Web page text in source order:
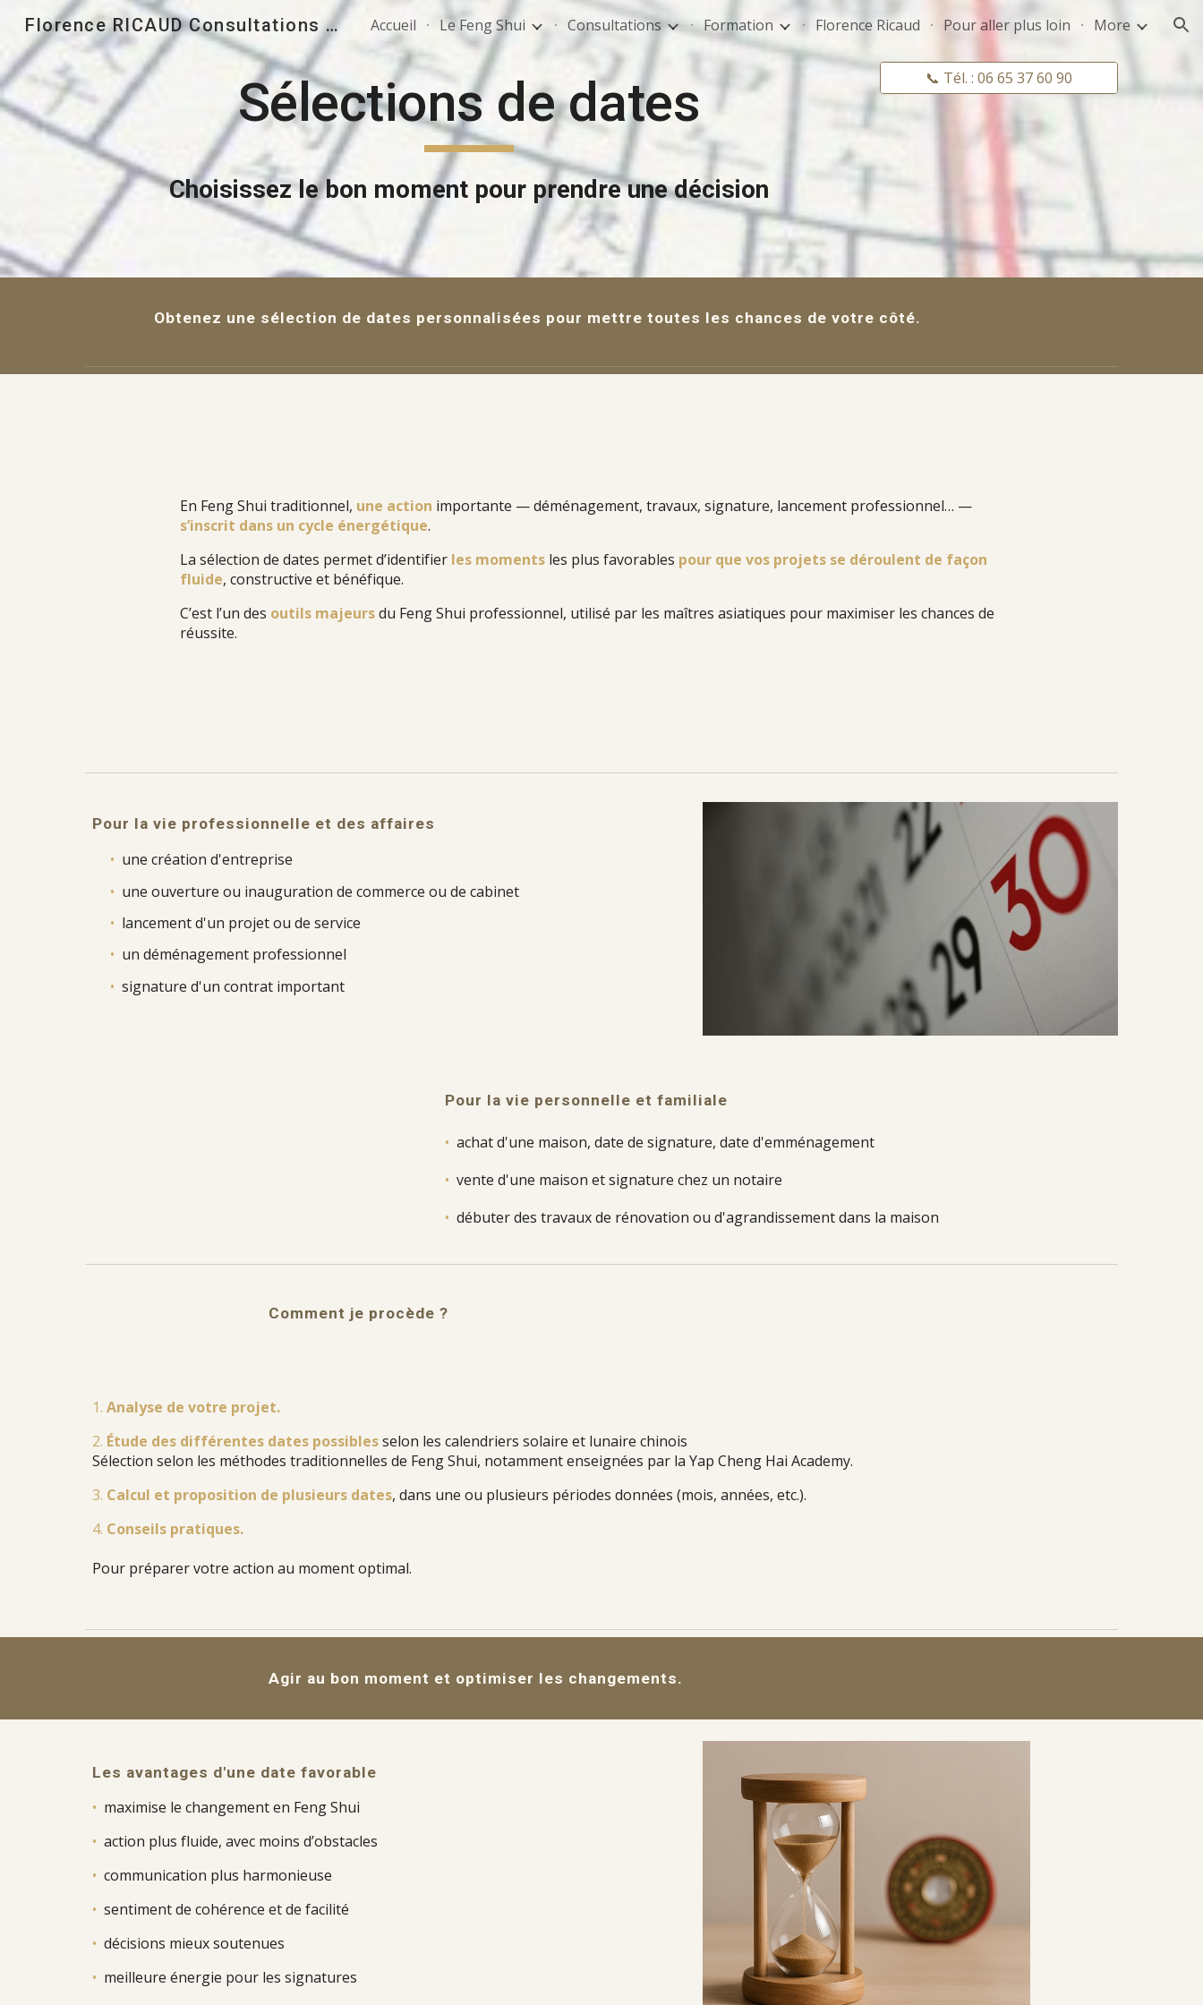
Skip to main content Skip to navigation
Florence RICAUD Consultations & formations en Feng Shui Accueil Le Feng Shui Consultations Formation Florence Ricaud Pour aller plus loin More
Sélections de dates
Choisissez le bon moment pour prendre une décision
📞 Tél. : 06 65 37 60 90
Obtenez une sélection de dates personnalisées pour mettre toutes les chances de votre côté.
En Feng Shui traditionnel, une action importante — déménagement, travaux, signature, lancement professionnel… —
s’inscrit dans un cycle énergétique.
La sélection de dates permet d’identifier les moments les plus favorables pour que vos projets se déroulent de façon
fluide, constructive et bénéfique.
C’est l’un des outils majeursdu Feng Shui professionnel, utilisé par les maîtres asiatiques pour maximiser les chances de
réussite.
Pour la vie professionnelle et des affaires
• une création d'entreprise
• une ouverture ou inauguration de commerce ou de cabinet
• lancement d'un projet ou de service
• un déménagement professionnel
• signature d'un contrat important
Pour la vie personnelle et familiale
• achat d'une maison, date de signature, date d'emménagement
• vente d'une maison et signature chez un notaire
• débuterdes travaux de rénovation ou d'agrandissement dans la maison
Comment je procède ?
1. Analyse de votre projet.
2. Étude des différentes dates possiblesselon les calendriers solaire et lunaire chinois
Sélection selon les méthodes traditionnelles de Feng Shui, notamment enseignées par la Yap Cheng Hai Academy.
3. Calcul et proposition de plusieurs dates, dans une ou plusieurs périodes données (mois, années, etc.).
4. Conseils pratiques.
Pour préparer votre action au moment optimal.
Agir au bon moment et optimiser les changements.
Les avantages d'une date favorable
• maximise le changement en Feng Shui
• action plus fluide, avec moins d’obstacles
• communication plus harmonieuse
• sentiment de cohérence et de facilité
• décisions mieux soutenues
• meilleure énergie pour les signatures